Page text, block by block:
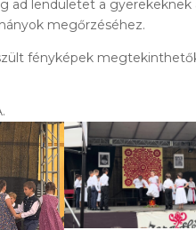
ad lendületet a
megőrzéséhez.
fényképek